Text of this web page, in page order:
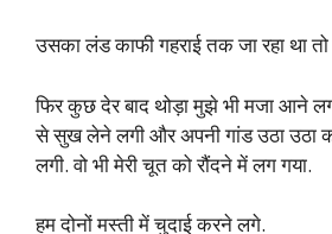
उसका लंड काफी गहराई तक जा रहा था तो
फिर कुछ देर बाद थोड़ा मुझे भी मजा आने
से सुख लेने लगी और अपनी गांड उठा उठा
लगी. वो भी मेरी चूत को रौंदने में लग गया.
हम दोनों मस्ती में चुदाई करने लगे.